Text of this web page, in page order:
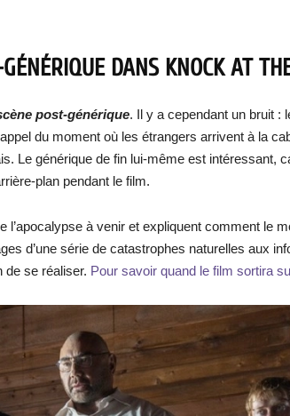
DANS KNOCK AT
post-générique. Il y a cependant un bruit :
du moment où les étrangers arrivent à la
Le générique de fin lui-même est intéressant,
plan pendant le film.
l’apocalypse à venir et expliquent comment le
d’une série de catastrophes naturelles aux
de se réaliser. Pour savoir quand le film sortira